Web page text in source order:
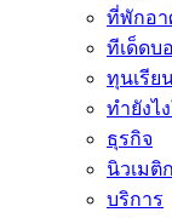
ที่พักอา
ทีเด็ดบ
ทุนเรีย
ทํายังไ
ธุรกิจ
นิวเมติก
บริการ